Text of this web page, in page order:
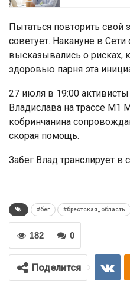
Пытаться повторить свой
советует. Накануне в
высказывались о рисках,
здоровью парня эта
27 июля в 19:00
Владислава на трассе М1
кобринчанина
скорая помощь.
Забег Влад транслирует в
#бег #брестская_область
0
182
Поделится